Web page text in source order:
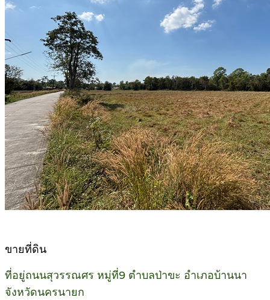
ขายที่ดิน
ที่อยู่ถนนสุวรรณศร หมู่ที่9 ตำบลป่าขะ อำเภอบ้านนา
จังหวัดนครนายก